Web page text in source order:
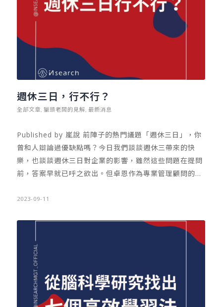
週休三日，行不行？
全部文章 獵頭老闆的見解 最新消息
Published by 嵐說 前陣子的熱門議題「週休三日」，你
曾和人辯論過優缺點嗎？今日我們談談週休三帶來的快
樂，也談談週休三日對企業的影響，雖然這些問題在提問
前，答案早就已呼之欲出。但卓恩作為專業管理顧問的角
先，若問究竟是週休二日好呢？或週休三日更佳呢？卓恩
都行！但對於能力不佳、產出能力有問題的工作者來說，
週休三日無疑會使工作效能雪上加霜，工作者極有可能因
為工時縮短，而丟了工作。 換言之，職場強者真的不是工
時最長的，而不斷加班趕上進度的工作者，需要的是能力
提升，而非擁有更少的時間。管理學大師不斷提醒我們，
學習「管理時間」比擁有更多時間還重要！那麼擁有「更
少」的時間，會帶來效率嗎？ 近期在英國的研究中發現，
2023-09-11